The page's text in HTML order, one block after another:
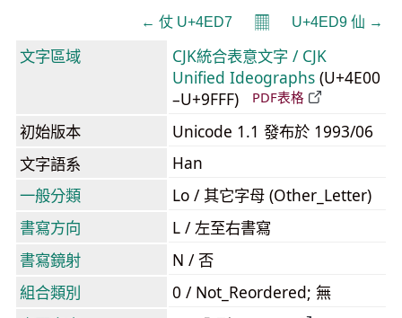
← 仗 U+4ED7 𝄜 U+4ED9 仙 →
文字區域
CJK統合表意文字 / CJK
Unified Ideographs (U+4E00
–U+9FFF)
PDF表格
初始版本
Unicode 1.1 發布於 1993/06
文字語系
Han
一般分類
Lo / 其它字母 (Other_Letter)
書寫方向
L / 左至右書寫
書寫鏡射
N / 否
組合類別
0 / Not_Reordered; 無